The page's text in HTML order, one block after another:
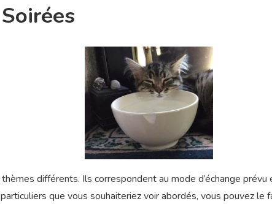
différents. Ils correspondent au mode d’échange
que vous souhaiteriez voir abordés, vous pouvez le